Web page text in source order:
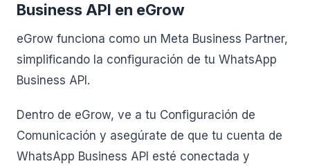
Business API en eGrow
eGrow funciona como un Meta Business Partner,
simplificando la configuración de tu WhatsApp
Business API.
Dentro de eGrow, ve a tu Configuración de
Comunicación y asegúrate de que tu cuenta de
WhatsApp Business API esté conectada y